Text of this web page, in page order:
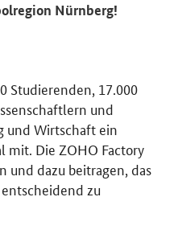
Nürnberg!
Studierenden, 17.000
und
und Wirtschaft ein
mit. Die ZOHO Factory
und dazu beitragen, das
zu